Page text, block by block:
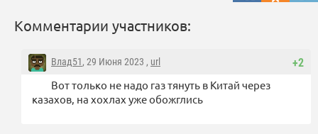
Комментарии участников:
+2
Влад51, 29 Июня 2023 , url
Вот только не надо газ тянуть в Китай через
казахов, на хохлах уже обожглись